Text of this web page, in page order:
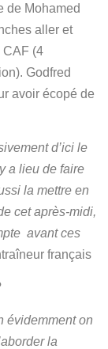
de Mohamed
aller et
CAF (4
Godfred
avoir écopé de
d’ici le
a lieu de faire
la mettre en
cet après-midi,
avant ces
français
évidemment on
la